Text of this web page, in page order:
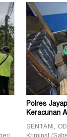
Polres
Keracunan
SENTANI,